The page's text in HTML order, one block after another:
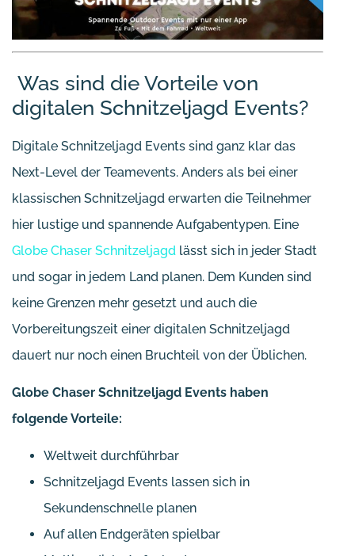
Was sind die Vorteile von
digitalen Schnitzeljagd Events?
Digitale Schnitzeljagd Events sind ganz klar das
Next-Level der Teamevents. Anders als bei einer
klassischen Schnitzeljagd erwarten die Teilnehmer
hier lustige und spannende Aufgabentypen. Eine
Globe Chaser Schnitzeljagd lässt sich in jeder Stadt
und sogar in jedem Land planen. Dem Kunden sind
keine Grenzen mehr gesetzt und auch die
Vorbereitungszeit einer digitalen Schnitzeljagd
dauert nur noch einen Bruchteil von der Üblichen.
Globe Chaser Schnitzeljagd Events haben
folgende Vorteile:
Weltweit durchführbar
Schnitzeljagd Events lassen sich in
Sekundenschnelle planen
Auf allen Endgeräten spielbar